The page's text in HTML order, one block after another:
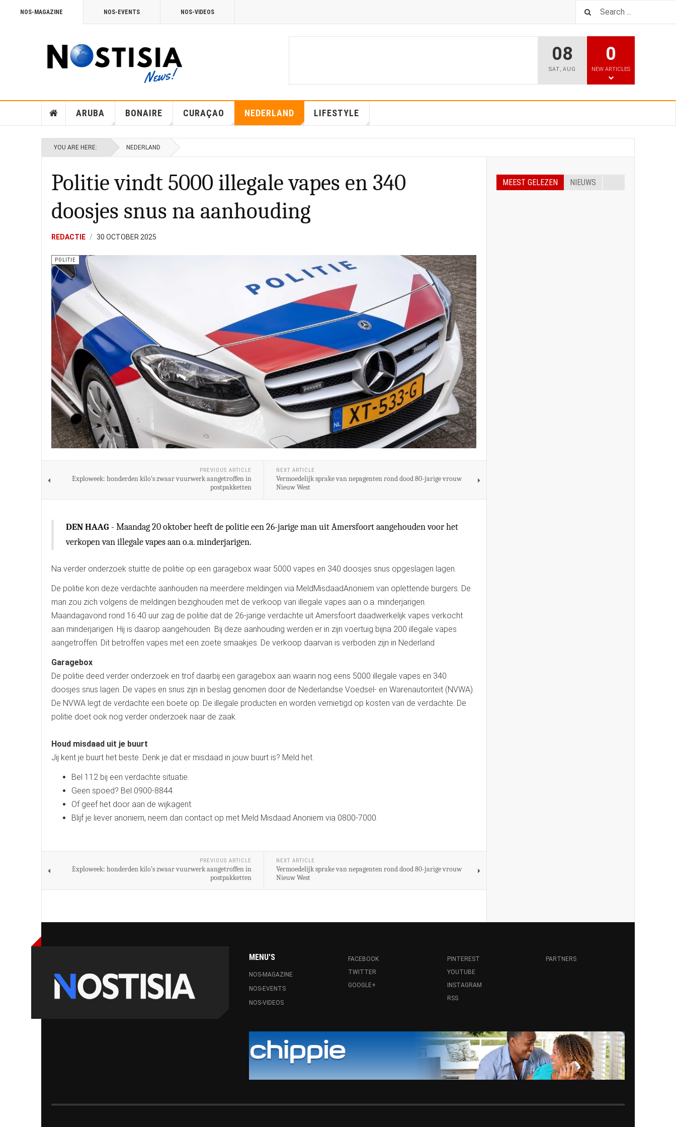
NOS-MAGAZINE NOS-EVENTS NOS-VIDEOS
08
SAT, AUG
0
NEW ARTICLES
ARUBA BONAIRE CURAÇAO NEDERLAND LIFESTYLE
YOU ARE HERE: NEDERLAND
Politie vindt 5000 illegale vapes en 340
doosjes snus na aanhouding
REDACTIE 30 OCTOBER 2025
POLITIE
PREVIOUS ARTICLE
Exploweek: honderden kilo’s zwaar vuurwerk aangetroffen in
postpakketten
NEXT ARTICLE
Vermoedelijk sprake van nepagenten rond dood 80-jarige vrouw
Nieuw West
DEN HAAG - Maandag 20 oktober heeft de politie een 26-jarige man uit Amersfoort aangehouden voor het
verkopen van illegale vapes aan o.a. minderjarigen.
Na verder onderzoek stuitte de politie op een garagebox waar 5000 vapes en 340 doosjes snus opgeslagen lagen.
De politie kon deze verdachte aanhouden na meerdere meldingen via MeldMisdaadAnoniem van oplettende burgers. De
man zou zich volgens de meldingen bezighouden met de verkoop van illegale vapes aan o.a. minderjarigen.
Maandagavond rond 16:40 uur zag de politie dat de 26-jarige verdachte uit Amersfoort daadwerkelijk vapes verkocht
aan minderjarigen. Hij is daarop aangehouden Bij deze aanhouding werden er in zijn voertuig bijna 200 illegale vapes
aangetroffen. Dit betroffen vapes met een zoete smaakjes. De verkoop daarvan is verboden zijn in Nederland
Garagebox
De politie deed verder onderzoek en trof daarbij een garagebox aan waarin nog eens 5000 illegale vapes en 340
doosjes snus lagen. De vapes en snus zijn in beslag genomen door de Nederlandse Voedsel- en Warenautoriteit (NVWA).
De NVWA legt de verdachte een boete op. De illegale producten en worden vernietigd op kosten van de verdachte. De
politie doet ook nog verder onderzoek naar de zaak.
Houd misdaad uit je buurt
Jij kent je buurt het beste. Denk je dat er misdaad in jouw buurt is? Meld het.
Bel 112 bij een verdachte situatie.
Geen spoed? Bel 0900-8844.
Of geef het door aan de wijkagent.
Blijf je liever anoniem, neem dan contact op met Meld Misdaad Anoniem via 0800-7000.
PREVIOUS ARTICLE
Exploweek: honderden kilo’s zwaar vuurwerk aangetroffen in
postpakketten
NEXT ARTICLE
Vermoedelijk sprake van nepagenten rond dood 80-jarige vrouw
Nieuw West
MEEST GELEZEN NIEUWS
MENU'S
NOS-MAGAZINE
NOS-EVENTS
NOS-VIDEOS
FACEBOOK
TWITTER
GOOGLE+
PINTEREST
YOUTUBE
INSTAGRAM
RSS
PARTNERS